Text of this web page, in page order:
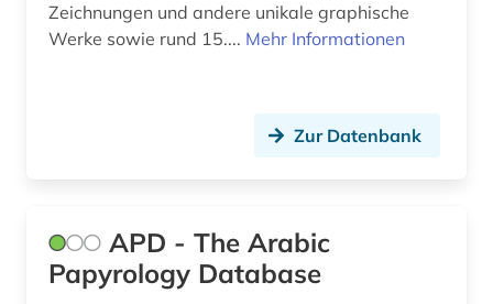
kaiser (1)
keilschrift (1)
keramik (4)
Zeichnungen und andere unikale graphische
Werke sowie rund 15.... Mehr Informationen
Zur Datenbank
APD - The Arabic
Papyrology Database